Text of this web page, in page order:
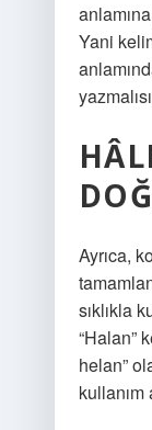
Yani
Ayrıca,
sıklıkla
“Halan”
helan”
kullanım